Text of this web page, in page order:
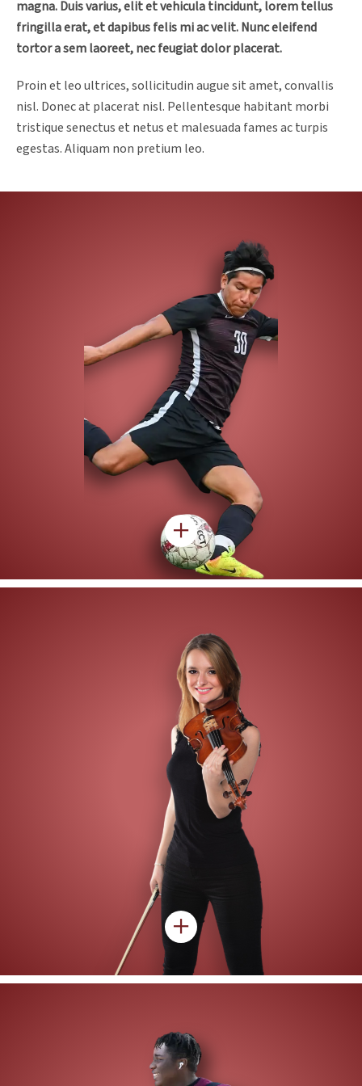
magna. Duis varius, elit et vehicula tincidunt, lorem tellus
fringilla erat, et dapibus felis mi ac velit. Nunc eleifend
tortor a sem laoreet, nec feugiat dolor placerat.
Proin et leo ultrices, sollicitudin augue sit amet, convallis
nisl. Donec at placerat nisl. Pellentesque habitant morbi
tristique senectus et netus et malesuada fames ac turpis
egestas. Aliquam non pretium leo.
Nulla vitae placerat odio. Aenean lacinia id elit eu sollicitudin.
Phasellus dignissim condimentum luctus. Suspendisse volutpat
rhoncus varius. Nunc eleifend tortor a sem laoreet, nec feugiat
Proin et leo ultrices, sollicitudin augue sit amet, convallis nisl. Donec
Nulla vitae placerat odio. Aenean lacinia id elit eu sollicitudin.
Phasellus dignissim condimentum luctus. Suspendisse volutpat
rhoncus varius. Nunc eleifend tortor a sem laoreet, nec feugiat
Proin et leo ultrices, sollicitudin augue sit amet, convallis nisl. Donec